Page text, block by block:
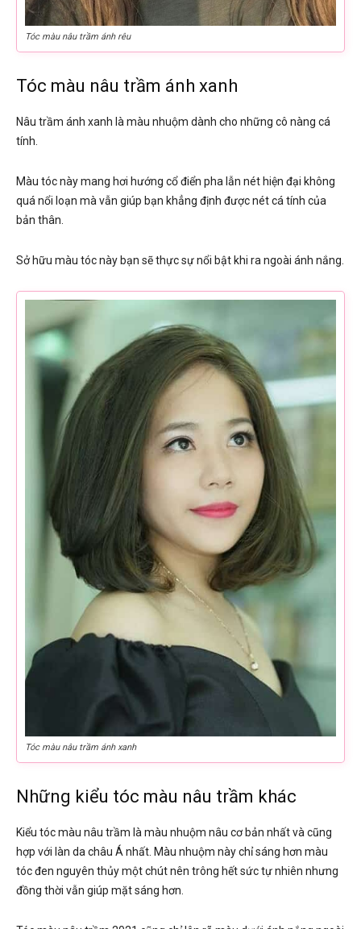
Tóc màu nâu trầm ánh rêu
Tóc màu nâu trầm ánh xanh
Nâu trầm ánh xanh là màu nhuộm dành cho những cô nàng cá
tính.
Màu tóc này mang hơi hướng cổ điển pha lẫn nét hiện đại không
quá nổi loạn mà vẫn giúp bạn khẳng định được nét cá tính của
bản thân.
Sở hữu màu tóc này bạn sẽ thực sự nổi bật khi ra ngoài ánh nắng.
Tóc màu nâu trầm ánh xanh
Những kiểu tóc màu nâu trầm khác
Kiểu tóc màu nâu trầm là màu nhuộm nâu cơ bản nhất và cũng
hợp với làn da châu Á nhất. Màu nhuộm này chỉ sáng hơn màu
tóc đen nguyên thủy một chút nên trông hết sức tự nhiên nhưng
đồng thời vẫn giúp mặt sáng hơn.